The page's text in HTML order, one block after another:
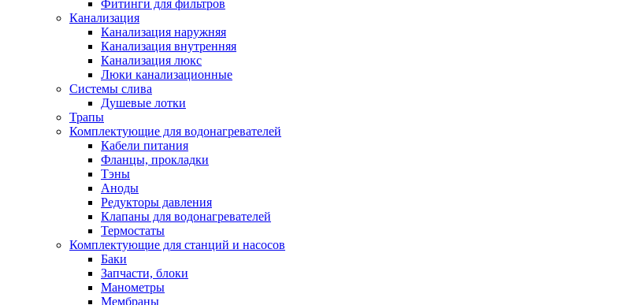
Фитинги для фильтров
Канализация
Канализация наружняя
Канализация внутренняя
Канализация люкс
Люки канализационные
Системы слива
Душевые лотки
Трапы
Комплектующие для водонагревателей
Кабели питания
Фланцы, прокладки
Тэны
Аноды
Редукторы давления
Клапаны для водонагревателей
Термостаты
Комплектующие для станций и насосов
Баки
Запчасти, блоки
Манометры
Мембраны